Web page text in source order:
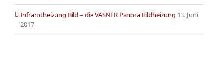
Infrarotheizung Bild – die VASNER Panora Bildheizung 13. Juni
2017